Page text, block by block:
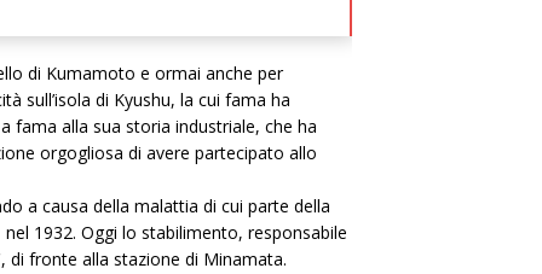
di Kumamoto e ormai anche per
sull’isola di Kyushu, la cui fama ha
fama alla sua storia industriale, che ha
orgogliosa di avere partecipato allo
a causa della malattia di cui parte della
1932. Oggi lo stabilimento, responsabile
di fronte alla stazione di Minamata.